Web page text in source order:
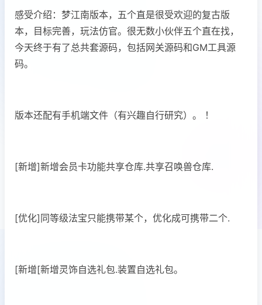
感受介绍：梦江南版本，五个直是很受欢迎的复古版
本，目标完善，玩法仿官。很无数小伙伴五个直在找，
今天终于有了总共套源码，包括网关源码和GM工具源
码。
版本还配有手机端文件（有兴趣自行研究）。 ！
[新增]新增会员卡功能共享仓库.共享召唤兽仓库.
[优化]同等级法宝只能携带某个，优化成可携带二个.
[新增[新增灵饰自选礼包.装置自选礼包。